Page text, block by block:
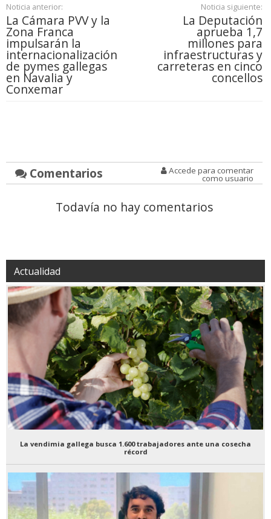
Noticia anterior:
La Cámara PVV y la
Zona Franca
impulsarán la
internacionalización
de pymes gallegas
en Navalia y
Conxemar
Noticia siguiente:
La Deputación
aprueba 1,7
millones para
infraestructuras y
carreteras en cinco
concellos
Comentarios Accede para comentar
como usuario
Todavía no hay comentarios
Actualidad
La vendimia gallega busca 1.600 trabajadores ante una cosecha
récord